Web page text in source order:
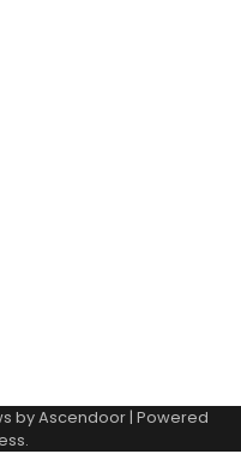
byAscendoor | Powered
.